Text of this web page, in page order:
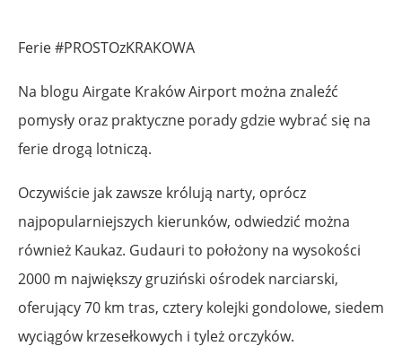
Ferie #PROSTOzKRAKOWA
Na blogu Airgate Kraków Airport można znaleźć
pomysły oraz praktyczne porady gdzie wybrać się na
ferie drogą lotniczą.
Oczywiście jak zawsze królują narty, oprócz
najpopularniejszych kierunków, odwiedzić można
również Kaukaz. Gudauri to położony na wysokości
2000 m największy gruziński ośrodek narciarski,
oferujący 70 km tras, cztery kolejki gondolowe, siedem
wyciągów krzesełkowych i tyleż orczyków.